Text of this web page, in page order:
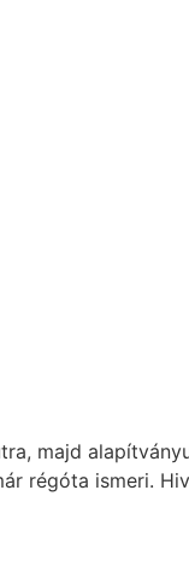
majd
régóta ismeri.